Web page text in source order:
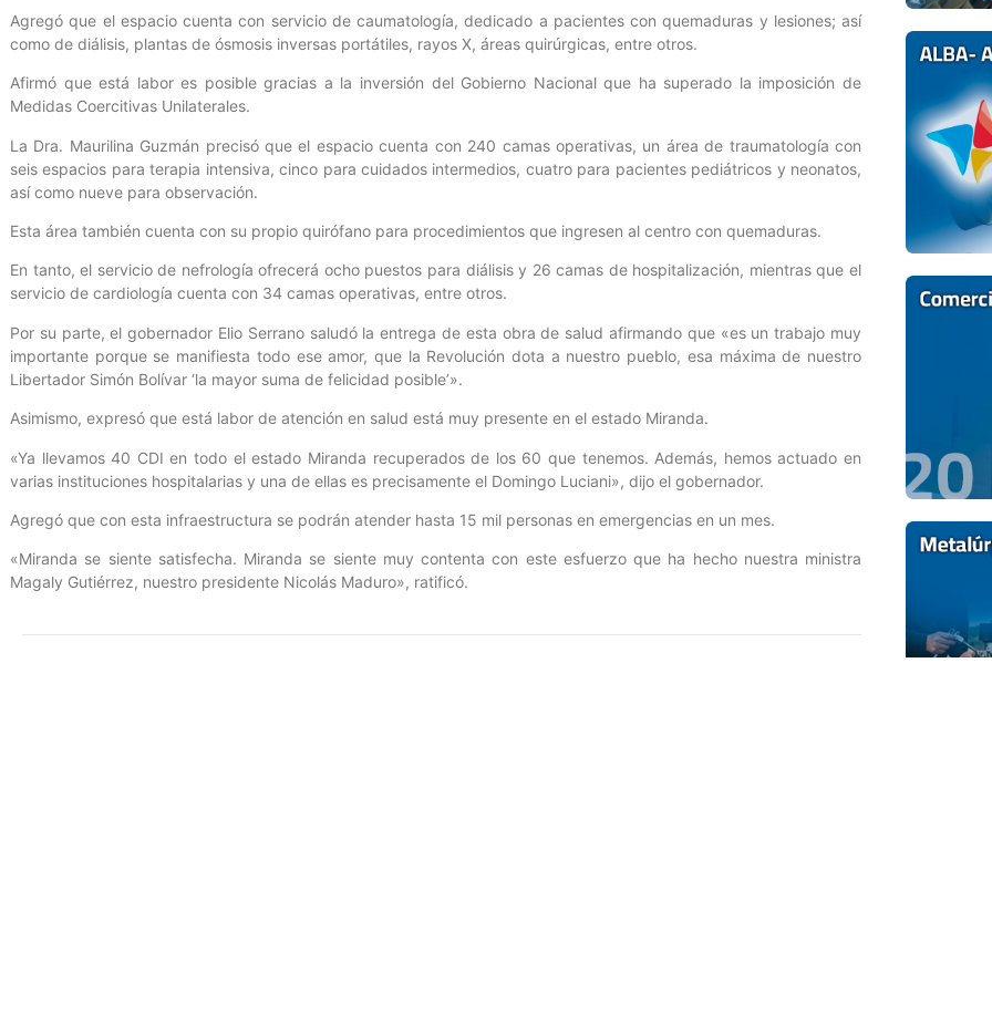
Agregó que el espacio cuenta con servicio de caumatología, dedicado a pacientes con quemaduras y lesiones; así
como de diálisis, plantas de ósmosis inversas portátiles, rayos X, áreas quirúrgicas, entre otros.
Afirmó que está labor es posible gracias a la inversión del Gobierno Nacional que ha superado la imposición de
Medidas Coercitivas Unilaterales.
La Dra. Maurilina Guzmán precisó que el espacio cuenta con 240 camas operativas, un área de traumatología con
seis espacios para terapia intensiva, cinco para cuidados intermedios, cuatro para pacientes pediátricos y neonatos,
así como nueve para observación.
Esta área también cuenta con su propio quirófano para procedimientos que ingresen al centro con quemaduras.
En tanto, el servicio de nefrología ofrecerá ocho puestos para diálisis y 26 camas de hospitalización, mientras que el
servicio de cardiología cuenta con 34 camas operativas, entre otros.
Por su parte, el gobernador Elio Serrano saludó la entrega de esta obra de salud afirmando que «es un trabajo muy
importante porque se manifiesta todo ese amor, que la Revolución dota a nuestro pueblo, esa máxima de nuestro
Libertador Simón Bolívar ‘la mayor suma de felicidad posible’».
Asimismo, expresó que está labor de atención en salud está muy presente en el estado Miranda.
«Ya llevamos 40 CDI en todo el estado Miranda recuperados de los 60 que tenemos. Además, hemos actuado en
varias instituciones hospitalarias y una de ellas es precisamente el Domingo Luciani», dijo el gobernador.
Agregó que con esta infraestructura se podrán atender hasta 15 mil personas en emergencias en un mes.
«Miranda se siente satisfecha. Miranda se siente muy contenta con este esfuerzo que ha hecho nuestra ministra
Magaly Gutiérrez, nuestro presidente Nicolás Maduro», ratificó.